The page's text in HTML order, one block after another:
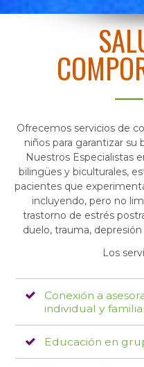
Ofrecemos servicios de
niños para garantizar
Nuestros Especialistas
bilingües y biculturales,
pacientes que
incluyendo, pero no
trastorno de estrés
duelo, trauma,
Los
Conexión a
individual y
Educación en